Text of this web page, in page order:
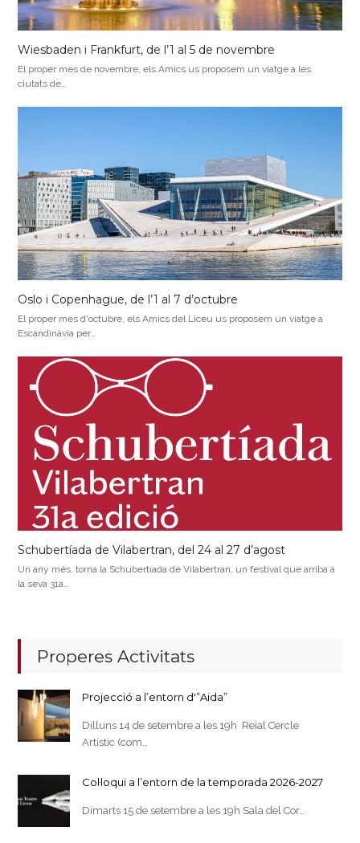
Wiesbaden i Frankfurt, de l’1 al 5 de novembre
El proper mes de novembre, els Amics us proposem un viatge a les
ciutats de…
Oslo i Copenhague, de l’1 al 7 d’octubre
El proper mes d'octubre, els Amics del Liceu us proposem un viatge a
Escandinàvia per…
Schubertíada de Vilabertran, del 24 al 27 d’agost
Un any més, torna la Schubertíada de Vilabertran, un festival que arriba a
la seva 31a…
Properes Activitats
Projecció a l’entorn d'”Aida”
Dilluns 14 de setembre a les 19h Reial Cercle
Artístic (com…
Col·loqui a l’entorn de la temporada 2026-2027
Dimarts 15 de setembre a les 19h Sala del Cor…